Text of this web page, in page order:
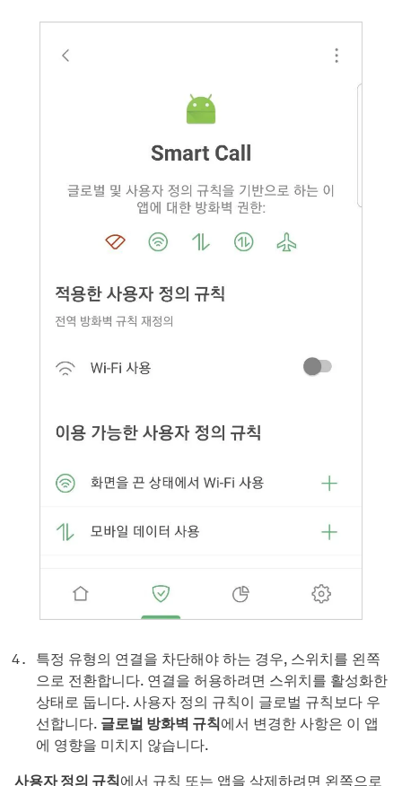
특정 유형의 연결을 차단해야 하는 경우, 스위치를 왼쪽
으로 전환합니다. 연결을 허용하려면 스위치를 활성화한
상태로 둡니다. 사용자 정의 규칙이 글로벌 규칙보다 우
선합니다. 글로벌 방화벽 규칙 에서 변경한 사항은 이 앱
에 영향을 미치지 않습니다.
사용자 정의 규칙 에서 규칙 또는 앱을 삭제하려면 왼쪽으로